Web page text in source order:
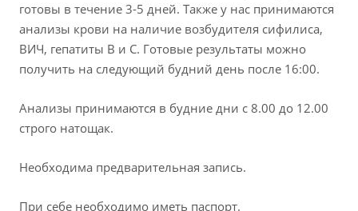
готовы в течение 3-5 дней. Также у нас принимаются
анализы крови на наличие возбудителя сифилиса,
ВИЧ, гепатиты В и С. Готовые результаты можно
получить на следующий будний день после 16:00.
Анализы принимаются в будние дни с 8.00 до 12.00
строго натощак.
Необходима предварительная запись.
При себе необходимо иметь паспорт.